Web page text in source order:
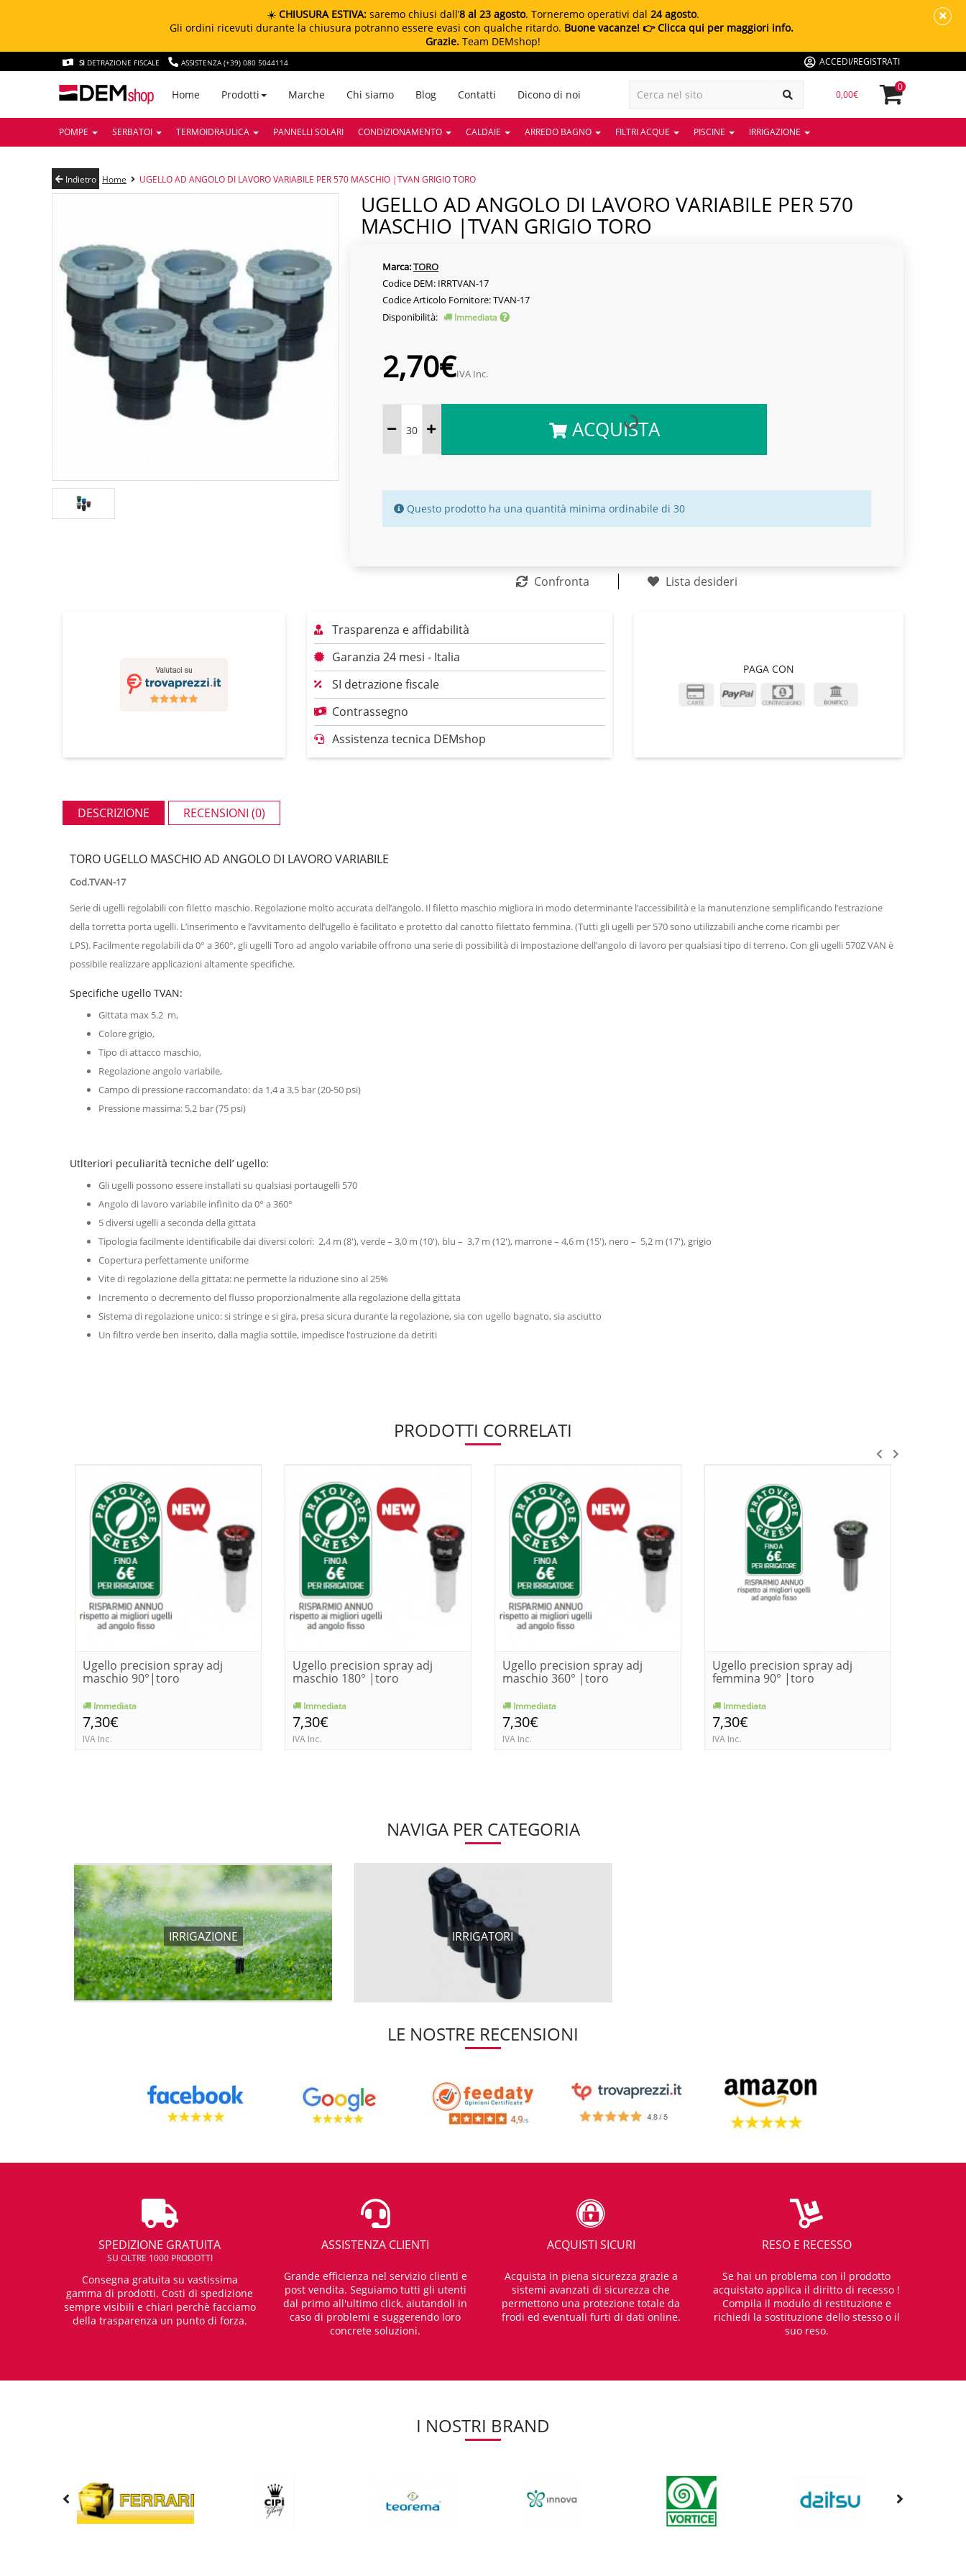
☀️ CHIUSURA ESTIVA: saremo chiusi dall’8 al 23 agosto. Torneremo operativi dal 24 agosto.
Gli ordini ricevuti durante la chiusura potranno essere evasi con qualche ritardo. Buone vacanze! 👉 Clicca qui per maggiori info.
Grazie. Team DEMshop!
SI DETRAZIONE FISCALE ASSISTENZA (+39) 080 5044114 ACCEDI/REGISTRATI
Home Prodotti Marche Chi siamo Blog Contatti Dicono di noi 0,00€
0
POMPE SERBATOI TERMOIDRAULICA PANNELLI SOLARI CONDIZIONAMENTO CALDAIE ARREDO BAGNO FILTRI ACQUE PISCINE IRRIGAZIONE
Indietro Home UGELLO AD ANGOLO DI LAVORO VARIABILE PER 570 MASCHIO |TVAN GRIGIO TORO
UGELLO AD ANGOLO DI LAVORO VARIABILE PER 570
MASCHIO |TVAN GRIGIO TORO
Marca:TORO
Codice DEM: IRRTVAN-17
Codice Articolo Fornitore: TVAN-17
Disponibilità:
Immediata
2,70€IVA Inc.
ACQUISTA
Questo prodotto ha una quantità minima ordinabile di 30
Confronta Lista desideri
Trasparenza e affidabilità
Garanzia 24 mesi - Italia
SI detrazione fiscale
Contrassegno
Assistenza tecnica DEMshop
PAGA CON
DESCRIZIONE RECENSIONI (0)
TORO UGELLO MASCHIO AD ANGOLO DI LAVORO VARIABILE
Cod.TVAN-17
Serie di ugelli regolabili con filetto maschio. Regolazione molto accurata dell’angolo. Il filetto maschio migliora in modo determinante l’accessibilità e la manutenzione semplificando l’estrazione
della torretta porta ugelli. L’inserimento e l’avvitamento dell’ugello è facilitato e protetto dal canotto filettato femmina. (Tutti gli ugelli per 570 sono utilizzabili anche come ricambi per
LPS). Facilmente regolabili da 0° a 360°, gli ugelli Toro ad angolo variabile offrono una serie di possibilità di impostazione dell’angolo di lavoro per qualsiasi tipo di terreno. Con gli ugelli 570Z VAN è
possibile realizzare applicazioni altamente specifiche.
Specifiche ugello TVAN:
Gittata max 5.2 m,
Colore grigio,
Tipo di attacco maschio,
Regolazione angolo variabile,
Campo di pressione raccomandato: da 1,4 a 3,5 bar (20-50 psi)
Pressione massima: 5,2 bar (75 psi)
Utlteriori peculiarità tecniche dell’ ugello:
Gli ugelli possono essere installati su qualsiasi portaugelli 570
Angolo di lavoro variabile infinito da 0° a 360°
5 diversi ugelli a seconda della gittata
Tipologia facilmente identificabile dai diversi colori: 2,4 m (8'), verde – 3,0 m (10'), blu – 3,7 m (12'), marrone – 4,6 m (15'), nero – 5,2 m (17'), grigio
Copertura perfettamente uniforme
Vite di regolazione della gittata: ne permette la riduzione sino al 25%
Incremento o decremento del flusso proporzionalmente alla regolazione della gittata
Sistema di regolazione unico: si stringe e si gira, presa sicura durante la regolazione, sia con ugello bagnato, sia asciutto
Un filtro verde ben inserito, dalla maglia sottile, impedisce l’ostruzione da detriti
PRODOTTI CORRELATI
Ugello precision spray adj
maschio 90°|toro
Immediata
7,30€
IVA Inc.
Ugello precision spray adj
maschio 180° |toro
Immediata
7,30€
IVA Inc.
Ugello precision spray adj
maschio 360° |toro
Immediata
7,30€
IVA Inc.
Ugello precision spray adj
femmina 90° |toro
Immediata
7,30€
IVA Inc.
NAVIGA PER CATEGORIA
IRRIGAZIONE IRRIGATORI
LE NOSTRE RECENSIONI
SPEDIZIONE GRATUITA
SU OLTRE 1000 PRODOTTI
Consegna gratuita su vastissima
gamma di prodotti. Costi di spedizione
sempre visibili e chiari perchè facciamo
della trasparenza un punto di forza.
ASSISTENZA CLIENTI
Grande efficienza nel servizio clienti e
post vendita. Seguiamo tutti gli utenti
dal primo all'ultimo click, aiutandoli in
caso di problemi e suggerendo loro
concrete soluzioni.
ACQUISTI SICURI
Acquista in piena sicurezza grazie a
sistemi avanzati di sicurezza che
permettono una protezione totale da
frodi ed eventuali furti di dati online.
RESO E RECESSO
Se hai un problema con il prodotto
acquistato applica il diritto di recesso !
Compila il modulo di restituzione e
richiedi la sostituzione dello stesso o il
suo reso.
I NOSTRI BRAND